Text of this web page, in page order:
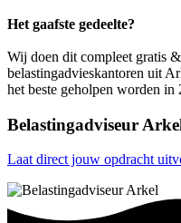
Het gaafste gedeelte?
Wij doen dit compleet gratis
belastingadvieskantoren uit
het beste geholpen worden in
Belastingadviseur
Laat direct jouw opdracht